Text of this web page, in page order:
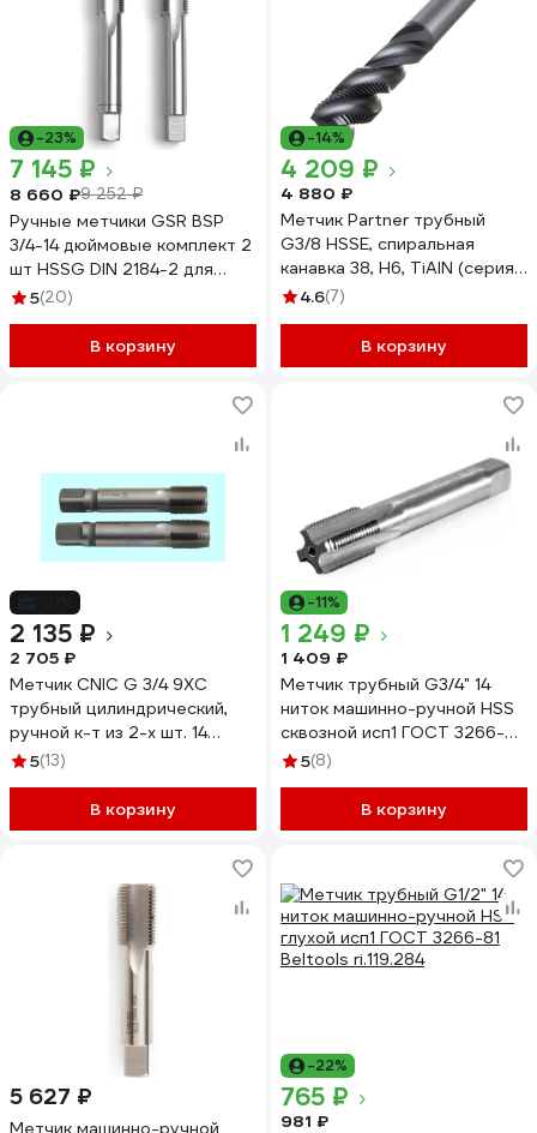
-23%
7 145 ₽
8 660 ₽9 252 ₽
Ручные метчики GSR BSP
3/4-14 дюймовые комплект 2
шт HSSG DIN 2184-2 для
глухих и сквозных отверстий
5(20)
В корзину
-14%
4 209 ₽
4 880 ₽
Метчик Partner трубный
G3/8 HSSE, спиральная
канавка 38, H6, TiAlN (серия
TG01) 325380
4.6(7)
В корзину
2 135 ₽
2 705 ₽
Метчик CNIC G 3/4 9ХС
трубный цилиндрический,
ручной к-т из 2-х шт. 14
ниток/дюйм 53639
5(13)
В корзину
-11%
1 249 ₽
1 409 ₽
Метчик трубный G3/4" 14
ниток машинно-ручной HSS
сквозной исп1 ГОСТ 3266-81
Beltools ri.119.292
5(8)
В корзину
5 627 ₽
Метчик машинно-ручной
-22%
765 ₽
981 ₽